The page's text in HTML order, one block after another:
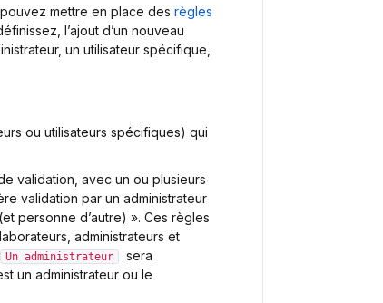
mettre en place des règles
l’ajout d’un nouveau
un utilisateur spécifique,
ou utilisateurs spécifiques) qui
validation, avec un ou plusieurs
validation par un administrateur
personne d’autre) ». Ces règles
administrateurs et
Un administrateur sera
un administrateur ou le